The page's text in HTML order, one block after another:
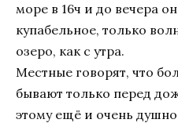
море в 16ч и до вечера
купабельное, только
озеро, как с утра.
Местные говорят, что
бывают только перед
этому ещё и очень душно